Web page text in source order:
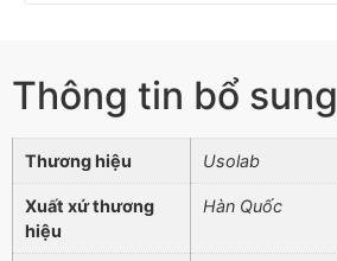
Thông tin bổ sung
Thương hiệu Usolab
Xuất xứ thương
hiệu
Hàn Quốc